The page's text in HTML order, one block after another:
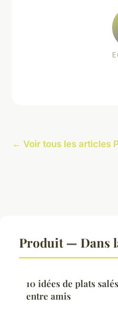
← Voir tous les articles
Produit — Dans
10 idées de plats
entre amis